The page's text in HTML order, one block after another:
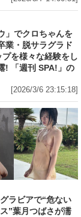
」でクロちゃんを
業・脱サラグラド
を様々な経験をし
! 「週刊 SPA!」の
[2026/3/6 23:15:18]
ラビアで“危ない
”葉月つばさが濡